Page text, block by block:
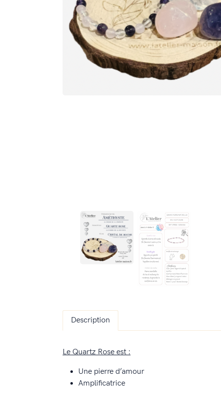
Description
Le Quartz Rose est :
Une pierre d’amour
Amplificatrice